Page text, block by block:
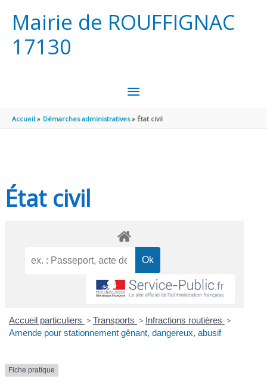
Mairie de ROUFFIGNAC
17130
MENU
PRINCIPAL
Accueil Démarches administratives État civil
État civil
Accueil particuliers > Transports > Infractions routières >
Amende pour stationnement gênant, dangereux, abusif
Fiche pratique